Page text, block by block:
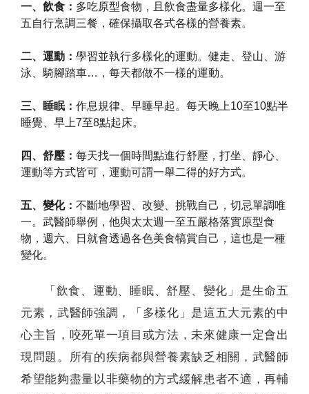
一、飲食： 多吃原型食物，且飲食盡量多樣化。週一至
五自行烹調三餐，確保攝取各式各樣的營養素。
二、運動： 學習並執行多樣化的運動。健走、登山、游
泳、騎腳踏車…，每天都做不一樣的運動。
三、睡眠： 作息規律、早睡早起。每天晚上10至10點半
睡覺、早上7至8點起床。
四、舒壓： 每天找一個時間點進行舒壓，打坐、靜心、
運動等方式皆可，運動可謂一舉二得的好方式。
五、變化： 不斷地學習、改變、挑戰自己，切忌單調唯
一。武醫師舉例，他與太太週一至五嚴格落實原型食
物，週六、日就會透過各色美食犒賞自己，這也是一種
變化。
「飲食、運動、睡眠、舒壓、變化」是生命五
元素，武醫師強調，「多樣化」是這五大元素的中
心主旨，咬死單一項目或方法，未來健康一定會出
現問題。所有的疾病都與營養素缺乏相關，武醫師
希望能夠盡量以非藥物的方式緩解患者不適，再輔